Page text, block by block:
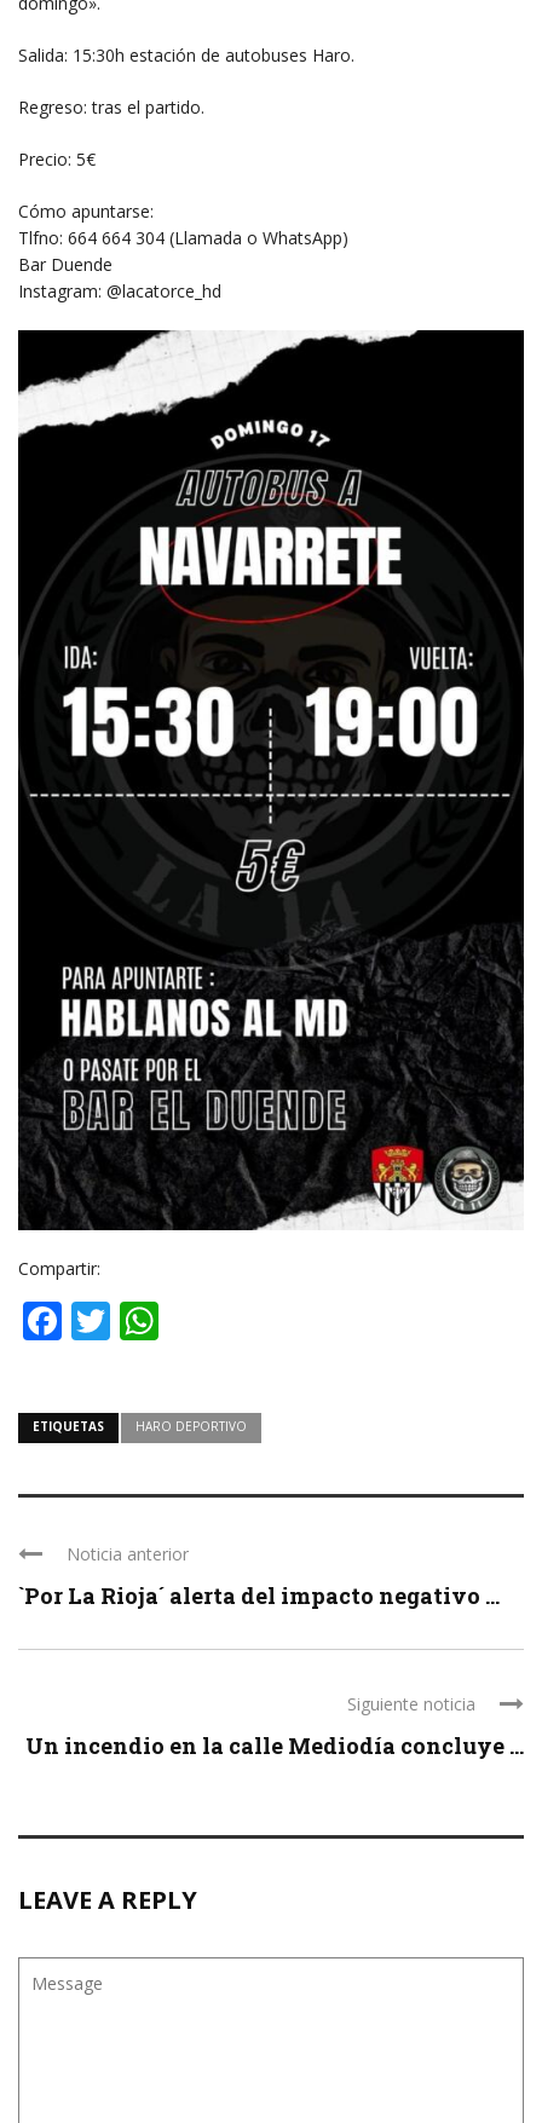
Salida: 15:30h estación de autobuses Haro.
Regreso: tras el partido.
Precio: 5€
Cómo apuntarse:
Tlfno: 664 664 304 (Llamada o WhatsApp)
Bar Duende
Instagram: @lacatorce_hd
Compartir:
Facebook
Twitter
ETIQUETAS HARO DEPORTIVO
Noticia anterior
`Por La Rioja´ alerta del impacto negativo ...
Siguiente noticia
Un incendio en la calle Mediodía concluye ...
LEAVE A REPLY